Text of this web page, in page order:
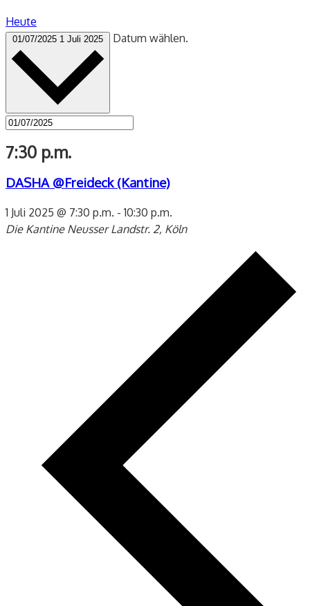
Heute
01/07/2025 1 Juli 2025 Datum wählen.
7:30 p.m.
DASHA @Freideck (Kantine)
1 Juli 2025 @ 7:30 p.m. -10:30 p.m.
Die Kantine Neusser Landstr. 2, Köln